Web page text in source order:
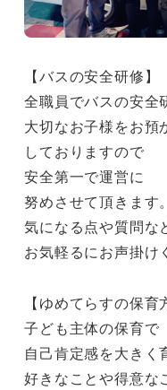
【バスの安全研修】
全職員でバスの安全
大切なお子様をお預
しておりますので
安全第一で運営に
努めさせて頂きます。
気になる点や質問な
お気軽るにお声掛け
【ゆめてらすの保育
子ども主体の保育で
自己肯定感を大きく
好きなことや得意な